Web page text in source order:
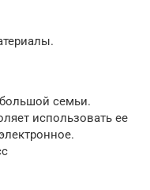
семьи.
использовать ее